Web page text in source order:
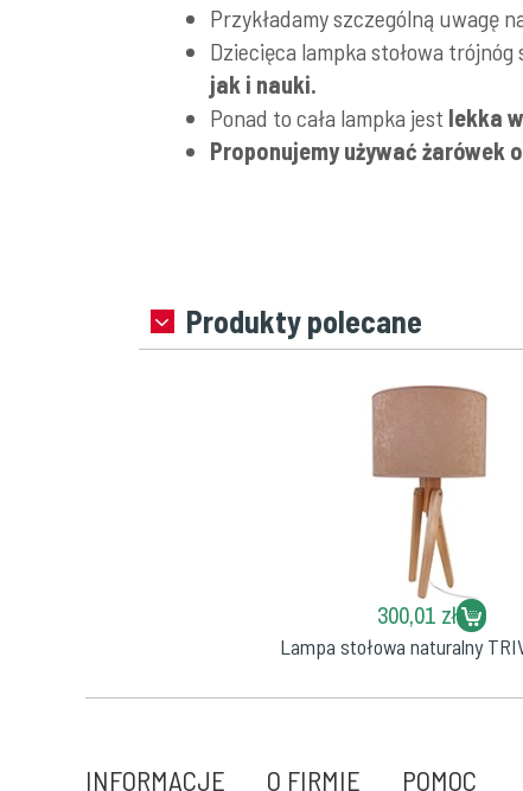
Przykładamy szczególną uwagę
Dziecięca lampka stołowa
jak i nauki.
Ponad to cała lampka jest lekka
Proponujemy używać żarówek
Produkty polecane
300,01 zł
Lampa stołowa naturalny
INFORMACJE O FIRMIE POMOC